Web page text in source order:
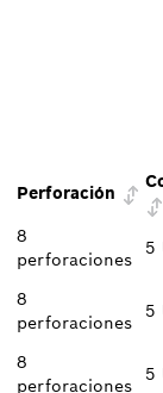
Perforación
8
perforaciones
5
8
perforaciones
5
8
perforaciones
5